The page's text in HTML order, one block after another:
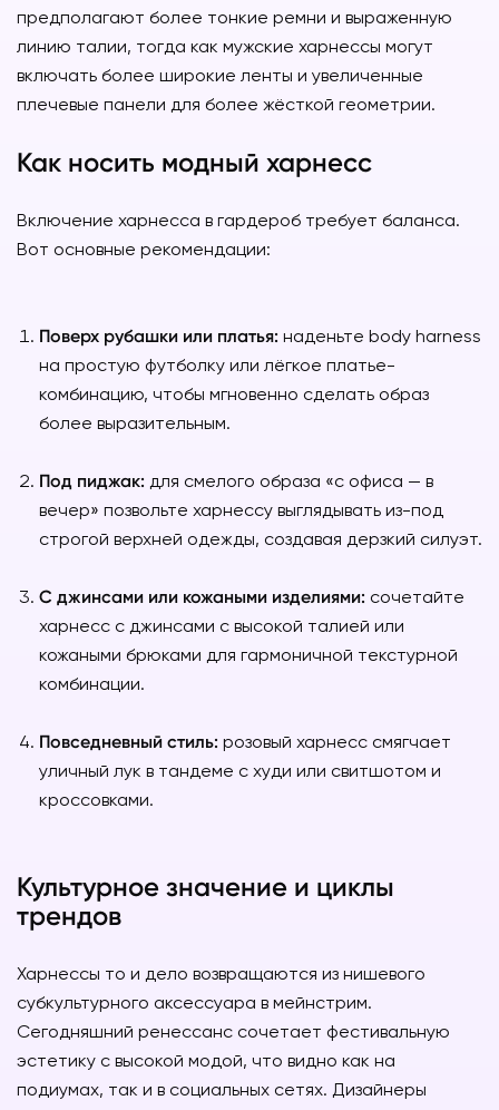
предполагают более тонкие ремни и выраженную
линию талии, тогда как мужские харнессы могут
включать более широкие ленты и увеличенные
плечевые панели для более жёсткой геометрии.
Как носить модный харнесс
Включение харнесса в гардероб требует баланса.
Вот основные рекомендации:
Поверх рубашки или платья: наденьте body harness
на простую футболку или лёгкое платье-
комбинацию, чтобы мгновенно сделать образ
более выразительным.
Под пиджак: для смелого образа «с офиса — в
вечер» позвольте харнессу выглядывать из-под
строгой верхней одежды, создавая дерзкий силуэт.
С джинсами или кожаными изделиями: сочетайте
харнесс с джинсами с высокой талией или
кожаными брюками для гармоничной текстурной
комбинации.
Повседневный стиль: розовый харнесс смягчает
уличный лук в тандеме с худи или свитшотом и
кроссовками.
Культурное значение и циклы
трендов
Харнессы то и дело возвращаются из нишевого
субкультурного аксессуара в мейнстрим.
Сегодняшний ренессанс сочетает фестивальную
эстетику с высокой модой, что видно как на
подиумах, так и в социальных сетях. Дизайнеры